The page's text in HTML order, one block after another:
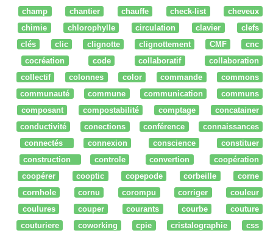
champ
chantier chauffe check-list
cheveux
chimie
chlorophylle circulation clavier
clefs
clés
clic clignotte clignottement CMF
cnc
cocréation
code collaboratif
collaboration
collectif
colonnes color commande
commons
communauté
commune communication
communs
composant
compostabilité comptage
concatainer
conductivité
conections conférence
connaissances
connectés
connexion conscience
constituer
construction
controle convertion
coopération
coopérer
cooptic copepode corbeille
corne
cornhole
cornu corompu corriger
couleur
coulures
couper courants courbe
couture
couturiere
coworking cpie cristalographie
css